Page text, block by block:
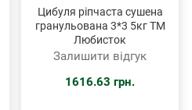
Цибуля ріпчаста сушена
гранульована 3*3 5кг ТМ
Любисток
Залишити відгук
1616.63 грн.